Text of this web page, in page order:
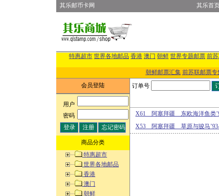
其乐邮币卡网 其乐首
特惠超市 世界各地邮品 香港 澳门 朝鲜 世界专题邮票 前
朝鲜邮票汇集 前苏联邮票专
会员登陆
用户:
密码:
商品分类
特惠超市
世界各地邮品
香港
澳门
朝鲜
订单号
X61 阿塞拜疆 东欧海洋鱼类
X53 阿塞拜疆 草原与骏马